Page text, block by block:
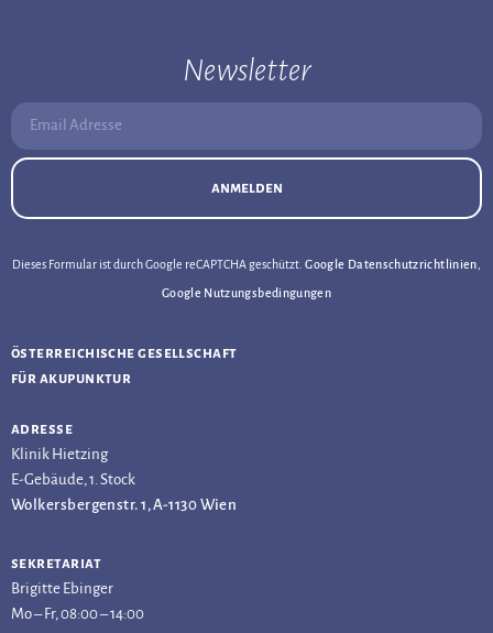
Newsletter
Email Adresse:
anmelden
Dieses Formular ist durch Google reCAPTCHA geschützt.Google Datenschutzrichtlinien
Google Nutzungsbedingungen
österreichische gesellschaft
für akupunktur
adresse
Klinik Hietzing
E-Gebäude, 1. Stock
Wolkersbergenstr. 1, A-1130 Wien
sekretariat
Brigitte Ebinger
Mo – Fr, 08:00 – 14:00